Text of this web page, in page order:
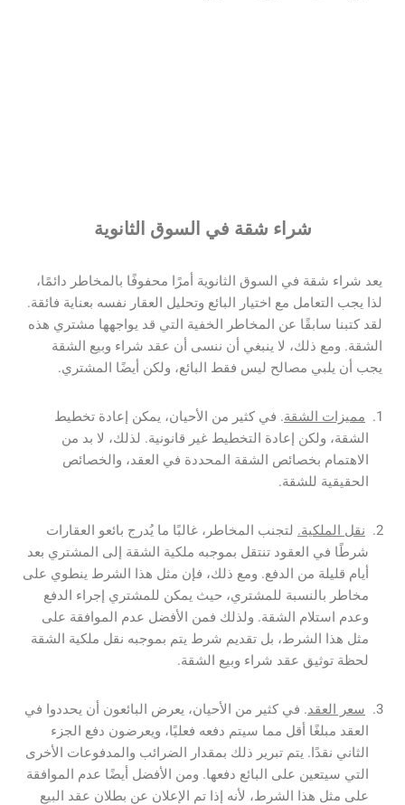
شراء شقة في السوق الثانوية
يعد شراء شقة في السوق الثانوية أمرًا محفوفًا بالمخاطر دائمًا،
لذا يجب التعامل مع اختيار البائع وتحليل العقار نفسه بعناية فائقة.
لقد كتبنا سابقًا عن المخاطر الخفية التي قد يواجهها مشتري هذه
الشقة. ومع ذلك، لا ينبغي أن ننسى أن عقد شراء وبيع الشقة
يجب أن يلبي مصالح ليس فقط البائع، ولكن أيضًا المشتري.
مميزات الشقة. في كثير من الأحيان، يمكن إعادة تخطيط
الشقة، ولكن إعادة التخطيط غير قانونية. لذلك، لا بد من
الاهتمام بخصائص الشقة المحددة في العقد، والخصائص
الحقيقية للشقة.
نقل الملكية. لتجنب المخاطر، غالبًا ما يُدرج بائعو العقارات
شرطًا في العقود تنتقل بموجبه ملكية الشقة إلى المشتري بعد
أيام قليلة من الدفع. ومع ذلك، فإن مثل هذا الشرط ينطوي على
مخاطر بالنسبة للمشتري، حيث يمكن للمشتري إجراء الدفع
وعدم استلام الشقة. ولذلك فمن الأفضل عدم الموافقة على
مثل هذا الشرط، بل تقديم شرط يتم بموجبه نقل ملكية الشقة
لحظة توثيق عقد شراء وبيع الشقة.
سعر العقد. في كثير من الأحيان، يعرض البائعون أن يحددوا في
العقد مبلغًا أقل مما سيتم دفعه فعليًا، ويعرضون دفع الجزء
الثاني نقدًا. يتم تبرير ذلك بمقدار الضرائب والمدفوعات الأخرى
التي سيتعين على البائع دفعها. ومن الأفضل أيضًا عدم الموافقة
على مثل هذا الشرط، لأنه إذا تم الإعلان عن بطلان عقد البيع